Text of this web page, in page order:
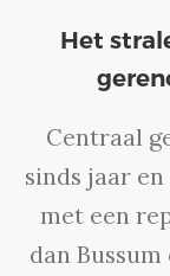
Het
Centraal
sinds jaar
met een
dan Bussum